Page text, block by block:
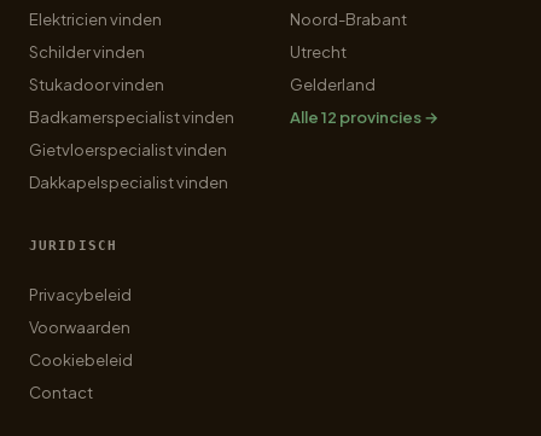
Elektricien vinden
Schilder vinden
Stukadoor vinden
Badkamerspecialist vinden
Gietvloerspecialist vinden
Dakkapelspecialist vinden
Noord-Brabant
Utrecht
Gelderland
Alle 12 provincies →
JURIDISCH
Privacybeleid
Voorwaarden
Cookiebeleid
Contact